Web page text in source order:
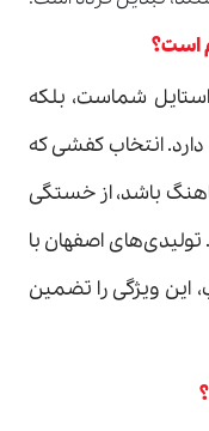
است؟
شماست، بلکه
انتخاب کفشی که
باشد، از خستگی
اصفهان با
این ویژگی را تضمین